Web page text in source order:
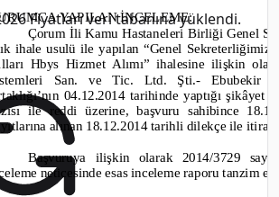
Fiyatları veri tabanına yüklendi.
YAPILAN İNCELEME:
Çorum İli Kamu Hastaneleri Birliği Genel
ihale usulü ileyapılan “Genel Sekreterliğimiz
Hbys Hizmet Alımı”ihalesineilişkin
San. veTic. Ltd. Şti. - Ebubekir
04.12.2014 tarihinde yaptığı şikâyet
ile reddi üzerine, başvuru sahibince
alınan 18.12.2014tarihli dilekçe ile
Başvuruya ilişkin olarak 2014/3729
neticesinde esas inceleme raporu tanzim